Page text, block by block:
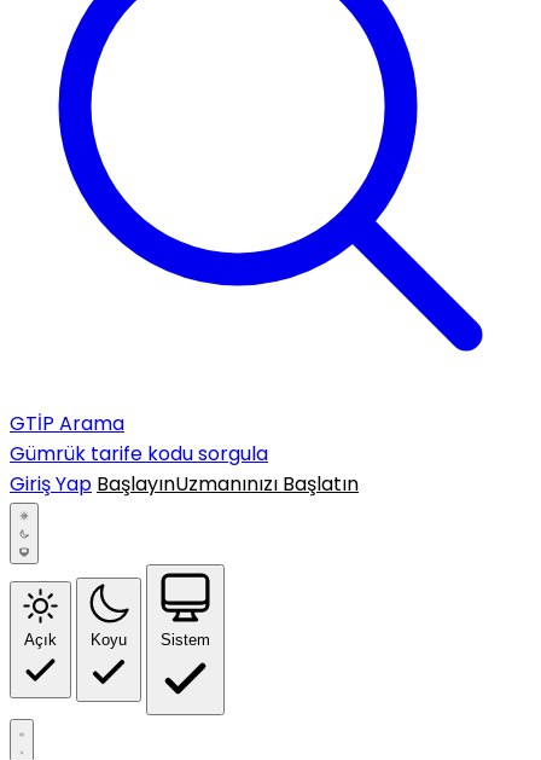
GTİP Arama
Gümrük tarife kodu sorgula
Giriş Yap BaşlayınUzmanınızı Başlatın
Açık Koyu Sistem